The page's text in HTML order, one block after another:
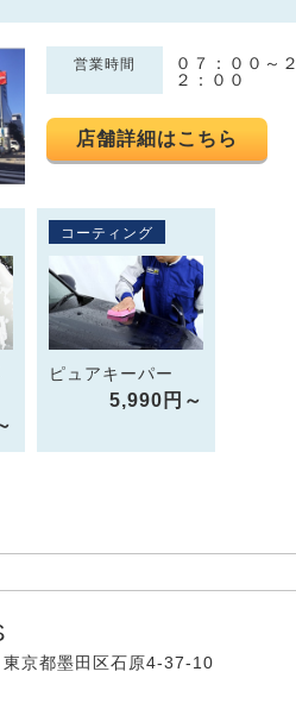
営業時間
０７：００～２
２：００
店舗詳細はこちら
コーティング
ピュアキーパー
5,990円～
京都墨田区石原4-37-10